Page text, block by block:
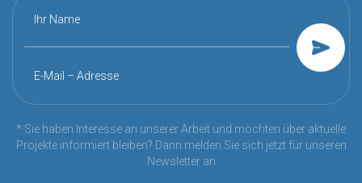
Ihr Name
E-Mail – Adresse
* Sie haben Interesse an unserer Arbeit und möchten über aktuelle
Projekte informiert bleiben? Dann melden Sie sich jetzt für unseren
Newsletter an